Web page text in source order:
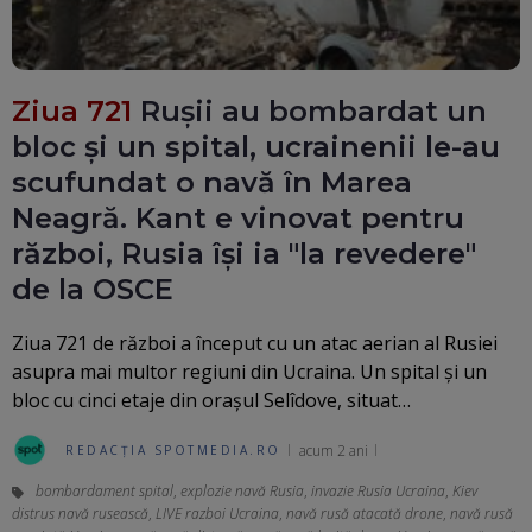
Ziua 721 Rușii au bombardat un
bloc și un spital, ucrainenii le-au
scufundat o navă în Marea
Neagră. Kant e vinovat pentru
război, Rusia își ia "la revedere"
de la OSCE
Ziua 721 de război a început cu un atac aerian al Rusiei
asupra mai multor regiuni din Ucraina. Un spital și un
bloc cu cinci etaje din orașul Selîdove, situat…
REDACȚIA SPOTMEDIA.RO acum 2 ani
bombardament spital, explozie navă Rusia, invazie Rusia Ucraina, Kiev
distrus navă rusească, LIVE razboi Ucraina, navă rusă atacată drone, navă rusă